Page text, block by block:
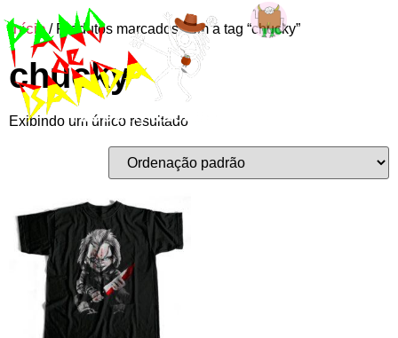
Início/ Produtos marcados com a tag “chucky”
chucky
Exibindo um único resultado